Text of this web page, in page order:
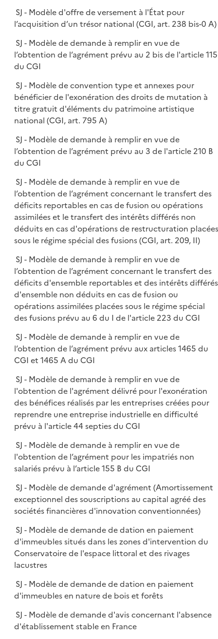
SJ - Modèle d'offre de versement à l'État pour
l’acquisition d’un trésor national (CGI, art. 238 bis-0 A)
SJ - Modèle de demande à remplir en vue de
l’obtention de l’agrément prévu au 2 bis de l'article 115
du CGI
SJ - Modèle de convention type et annexes pour
bénéficier de l'exonération des droits de mutation à
titre gratuit d'éléments du patrimoine artistique
national (CGI, art. 795 A)
SJ - Modèle de demande à remplir en vue de
l’obtention de l’agrément prévu au 3 de l'article 210 B
du CGI
SJ - Modèle de demande à remplir en vue de
l’obtention de l’agrément concernant le transfert des
déficits reportables en cas de fusion ou opérations
assimilées et le transfert des intérêts différés non
déduits en cas d'opérations de restructuration placées
sous le régime spécial des fusions (CGI, art. 209, II)
SJ - Modèle de demande à remplir en vue de
l’obtention de l’agrément concernant le transfert des
déficits d'ensemble reportables et des intérêts différés
d'ensemble non déduits en cas de fusion ou
opérations assimilées placées sous le régime spécial
des fusions prévu au 6 du I de l'article 223 du CGI
SJ - Modèle de demande à remplir en vue de
l’obtention de l’agrément prévu aux articles 1465 du
CGI et 1465 A du CGI
SJ - Modèle de demande à remplir en vue de
l'obtention de l'agrément délivré pour l'exonération
des bénéfices réalisés par les entreprises créées pour
reprendre une entreprise industrielle en difficulté
prévu à l'article 44 septies du CGI
SJ - Modèle de demande à remplir en vue de
l'obtention de l’agrément pour les impatriés non
salariés prévu à l’article 155 B du CGI
SJ - Modèle de demande d'agrément (Amortissement
exceptionnel des souscriptions au capital agréé des
sociétés financières d'innovation conventionnées)
SJ - Modèle de demande de dation en paiement
d'immeubles situés dans les zones d'intervention du
Conservatoire de l'espace littoral et des rivages
lacustres
SJ - Modèle de demande de dation en paiement
d'immeubles en nature de bois et forêts
SJ - Modèle de demande d'avis concernant l'absence
d'établissement stable en France